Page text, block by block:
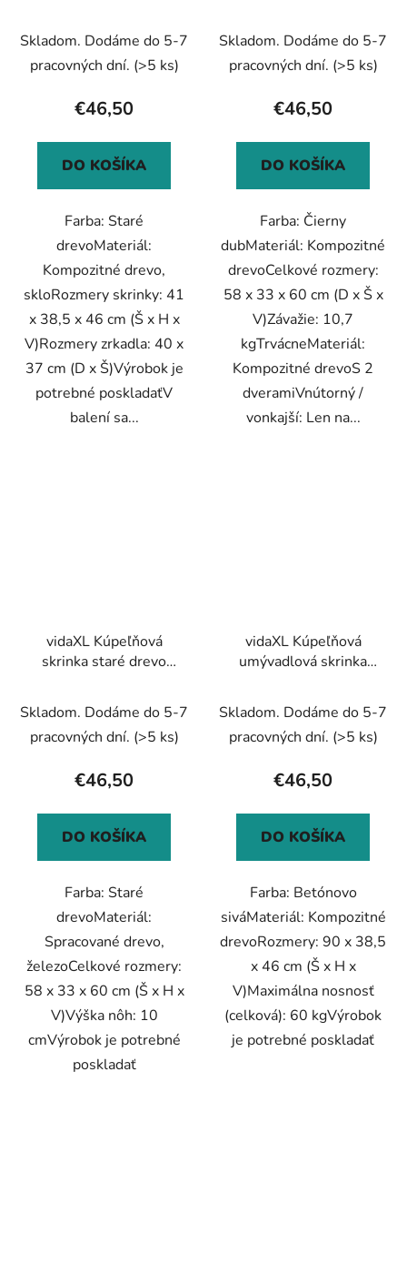
drevo
Skladom. Dodáme do 5-7
pracovných dní. (>5 ks)
€46,50
DO KOŠÍKA
Farba: Staré
drevoMateriál:
Kompozitné drevo,
skloRozmery skrinky: 41
x 38,5 x 46 cm (Š x H x
V)Rozmery zrkadla: 40 x
37 cm (D x Š)Výrobok je
potrebné poskladaťV
balení sa...
cm
Skladom. Dodáme do 5-7
pracovných dní. (>5 ks)
€46,50
DO KOŠÍKA
Farba: Čierny
dubMateriál: Kompozitné
drevoCelkové rozmery:
58 x 33 x 60 cm (D x Š x
V)Závažie: 10,7
kgTrvácneMateriál:
Kompozitné drevoS 2
dveramiVnútorný /
vonkajší: Len na...
vidaXL Kúpeľňová
skrinka staré drevo
kompozitné drevo
Skladom. Dodáme do 5-7
pracovných dní. (>5 ks)
€46,50
DO KOŠÍKA
Farba: Staré
drevoMateriál:
Spracované drevo,
železoCelkové rozmery:
58 x 33 x 60 cm (Š x H x
V)Výška nôh: 10
cmVýrobok je potrebné
poskladať
vidaXL Kúpeľňová
umývadlová skrinka
cm komp. drevo
Skladom. Dodáme do 5-7
pracovných dní. (>5 ks)
€46,50
DO KOŠÍKA
Farba: Betónovo
siváMateriál: Kompozitné
drevoRozmery: 90 x 38,5
x 46 cm (Š x H x
V)Maximálna nosnosť
(celková): 60 kgVýrobok
je potrebné poskladať